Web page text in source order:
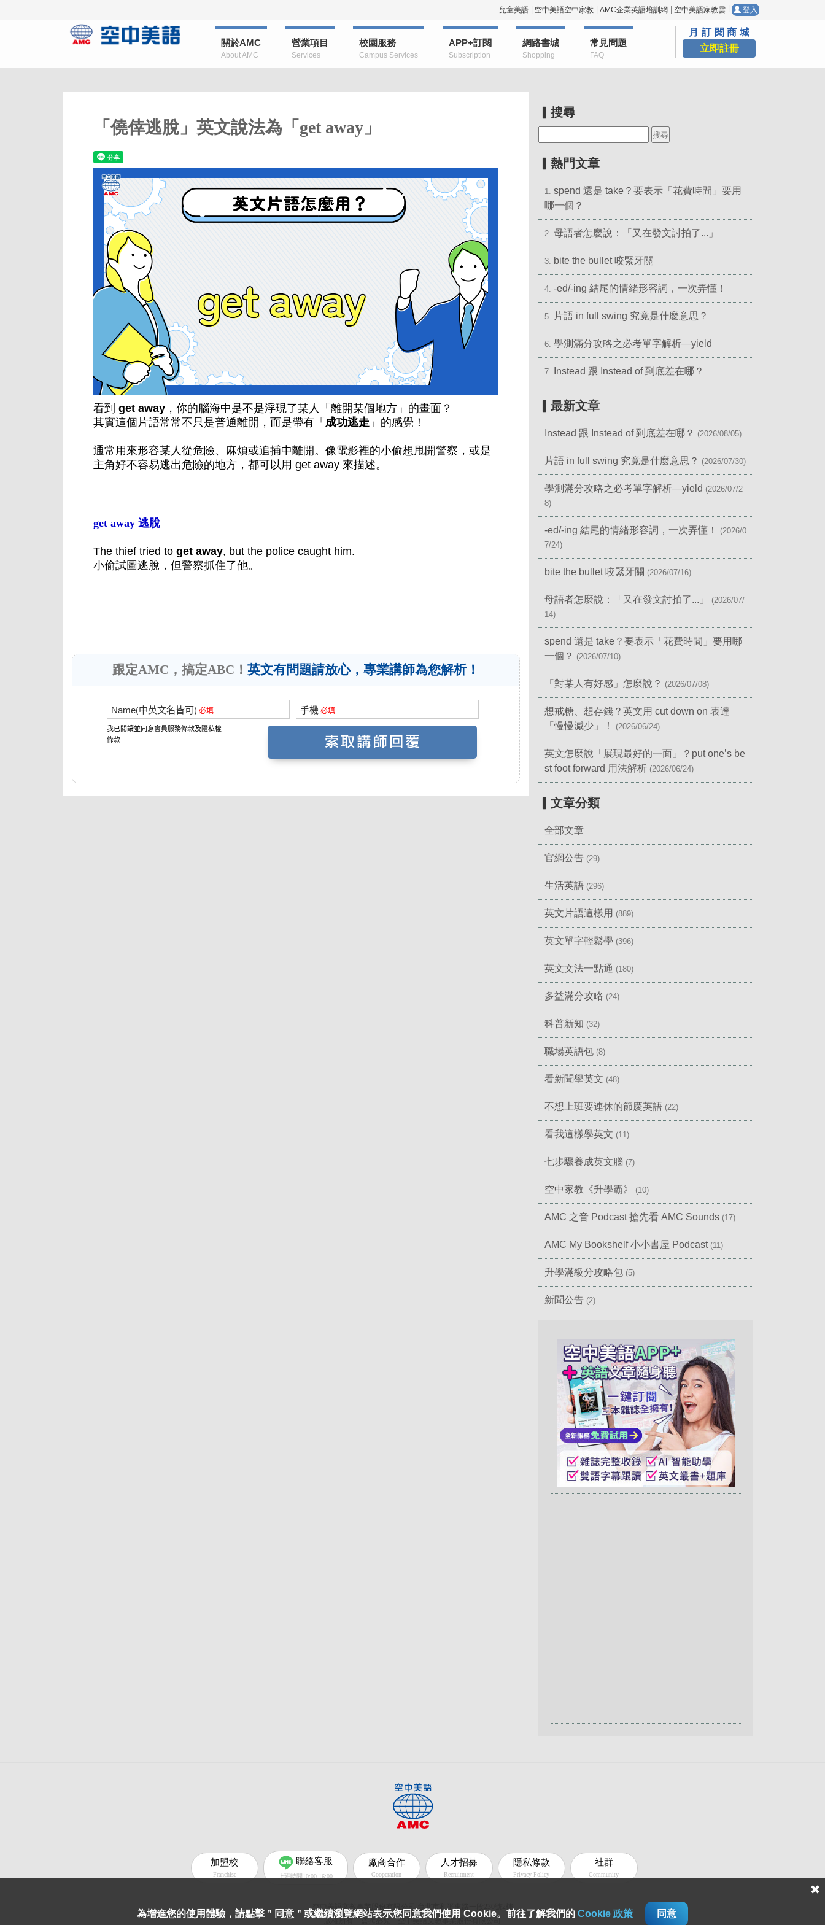
兒童美語 空中美語空中家教 AMC企業英語培訓網 空中美語家教雲 登入
關於AMC
About AMC
營業項目
Services
校園服務
Campus Services
APP+訂閱
Subscription
網路書城
Shopping
常見問題
FAQ
月訂閱商城
立即註冊
「僥倖逃脫」英文說法為「get away」
看到 get away ，你的腦海中是不是浮現了某人「離開某個地方」的畫面？
其實這個片語常常不只是普通離開，而是帶有「 成功逃走 」的感覺！
通常用來形容某人從危險、麻煩或追捕中離開。像電影裡的小偷想甩開警察，或是
主角好不容易逃出危險的地方，都可以用 get away 來描述。
get away 逃脫
The thief tried to get away, but the police caught him.
小偷試圖逃脫，但警察抓住了他。
跟定AMC，搞定ABC！ 英文有問題請放心，專業講師為您解析！
▎搜尋
▎熱門文章
1. spend 還是 take？要表示「花費時間」要用
哪一個？
2. 母語者怎麼說：「又在發文討拍了...」
3. bite the bullet 咬緊牙關
4. -ed/-ing 結尾的情緒形容詞，一次弄懂！
5. 片語 in full swing 究竟是什麼意思？
6. 學測滿分攻略之必考單字解析—yield
7. Instead 跟 Instead of 到底差在哪？
▎最新文章
Instead 跟 Instead of 到底差在哪？ (2026/08/05)
片語 in full swing 究竟是什麼意思？ (2026/07/30)
學測滿分攻略之必考單字解析—yield (2026/07/2
8)
-ed/-ing 結尾的情緒形容詞，一次弄懂！
(2026/0
7/24)
bite the bullet 咬緊牙關 (2026/07/16)
母語者怎麼說：「又在發文討拍了...」
(2026/07/
14)
spend 還是 take？要表示「花費時間」要用哪
一個？ (2026/07/10)
「對某人有好感」怎麼說？ (2026/07/08)
想戒糖、想存錢？英文用 cut down on 表達
「慢慢減少」！
(2026/06/24)
英文怎麼說「展現最好的一面」？put one’s be
st foot forward 用法解析 (2026/06/24)
▎文章分類
全部文章
官網公告 (29)
生活英語 (296)
英文片語這樣用 (889)
英文單字輕鬆學 (396)
英文文法一點通 (180)
多益滿分攻略 (24)
科普新知 (32)
職場英語包 (8)
看新聞學英文 (48)
不想上班要連休的節慶英語 (22)
看我這樣學英文 (11)
七步驟養成英文腦 (7)
空中家教《升學霸》 (10)
AMC 之音 Podcast 搶先看 AMC Sounds (17)
AMC My Bookshelf 小小書屋 Podcast (11)
升學滿級分攻略包 (5)
新聞公告 (2)
加盟校
Franchise
聯絡客服
上班時間10:00-16:00
廠商合作
Cooperation
人才招募
Recruitment
隱私條款
Privacy Policy
社群
Community
版權所有 盜拷必究 空中美語文教事業股份有限公司
為增進您的使用體驗，請點擊＂同意＂或繼續瀏覽網站表示您同意我們使用 Cookie。前往了解我們的 Cookie 政策 同意